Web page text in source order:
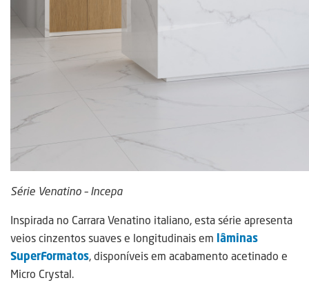
Série Venatino – Incepa
Inspirada no Carrara Venatino italiano, esta série apresenta
veios cinzentos suaves e longitudinais em lâminas
SuperFormatos, disponíveis em acabamento acetinado e
Micro Crystal.